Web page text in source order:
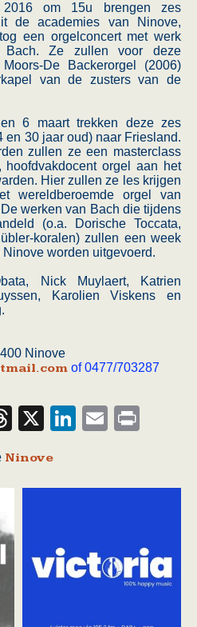
om 15u brengen zes
de academies van Ninove,
een orgelconcert met werk
Bach. Ze zullen voor deze
De Backerorgel (2006)
van de zusters van de
6 maart trekken deze zes
en 30 jaar oud) naar Friesland.
zullen ze een masterclass
orgel aan het
Hier zullen ze les krijgen
wereldberoemde orgel van
werken van Bach die tijdens
(o.a. Dorische Toccata,
koralen) zullen een week
Ninove worden uitgevoerd.
Nick Muylaert, Katrien
Karolien Viskens en
Ninove
of 0477/703287
Threads
X LinkedIn
Email
Ninove